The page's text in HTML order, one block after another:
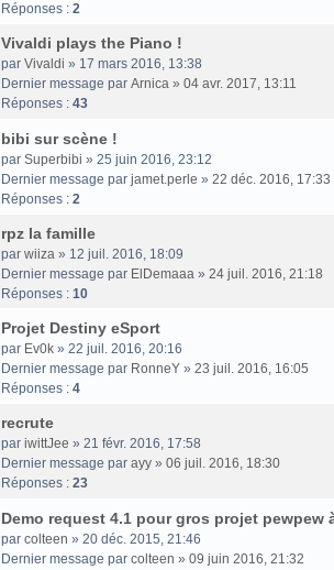
Réponses : 2
Vivaldi plays the Piano !
par Vivaldi » 17 mars 2016, 13:38
Dernier message par Arnica » 04 avr. 2017, 13:11
Réponses : 43
bibi sur scène !
par Superbibi » 25 juin 2016, 23:12
Dernier message par jamet.perle » 22 déc. 2016, 17:33
Réponses : 2
rpz la famille
par wiiza » 12 juil. 2016, 18:09
Dernier message par ElDemaaa » 24 juil. 2016, 21:18
Réponses : 10
Projet Destiny eSport
par Ev0k » 22 juil. 2016, 20:16
Dernier message par RonneY » 23 juil. 2016, 16:05
Réponses : 4
recrute
par iwittJee » 21 févr. 2016, 17:58
Dernier message par ayy » 06 juil. 2016, 18:30
Réponses : 23
Demo request 4.1 pour gros projet pewpew
par colteen » 20 déc. 2015, 21:46
Dernier message par colteen » 09 juin 2016, 21:32